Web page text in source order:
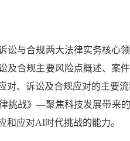
与合规两大法律实务核心
及合规主要风险点概述、案
对、诉讼及合规应对的主要流
挑战》—聚焦科技发展带来
和应对AI时代挑战的能力。